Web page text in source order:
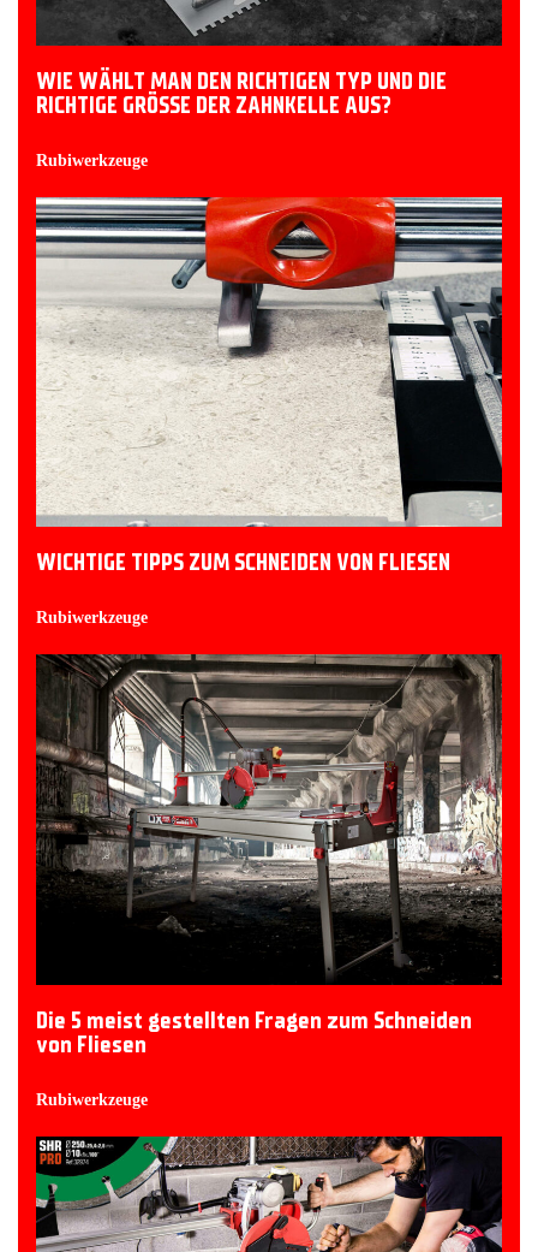
WIE WÄHLT MAN DEN RICHTIGEN TYP UND DIE
RICHTIGE GRÖSSE DER ZAHNKELLE AUS?
Rubiwerkzeuge
WICHTIGE TIPPS ZUM SCHNEIDEN VON FLIESEN
Rubiwerkzeuge
Die 5 meist gestellten Fragen zum Schneiden
von Fliesen
Rubiwerkzeuge